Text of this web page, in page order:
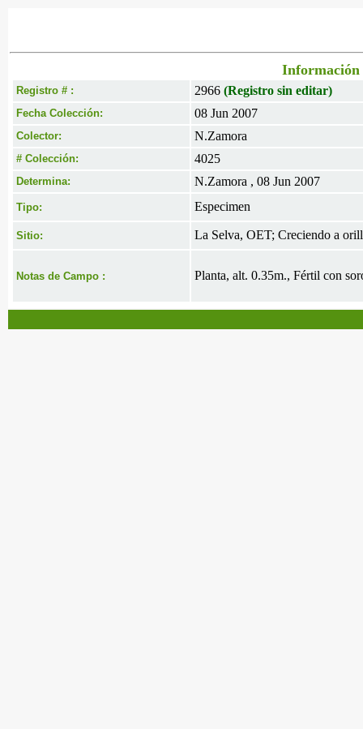
Información
Registro # : 2966 (Registro sin editar)
Fecha Colección: 08 Jun 2007
Colector: N.Zamora
# Colección: 4025
Determina: N.Zamora , 08 Jun 2007
Tipo: Especimen
Sitio: La Selva, OET; Creciendo a
Notas de Campo : Planta, alt. 0.35m., Fértil con